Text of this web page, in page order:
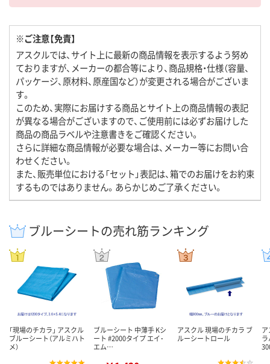
※ご注意【免責】
アスクルでは、サイト上に最新の商品情報を表示するよう努め
ておりますが、メーカーの都合等により、商品規格・仕様（容量、
パッケージ、原材料、原産国など）が変更される場合がございま
す。
このため、実際にお届けする商品とサイト上の商品情報の表記
が異なる場合がございますので、ご使用前には必ずお届けした
商品の商品ラベルや注意書きをご確認ください。
さらに詳細な商品情報が必要な場合は、メーカー等にお問い合
わせください。
また、販売単位における「セット」表記は、箱でのお届けをお約束
するものではありません。あらかじめご了承ください。
ブルーシートの売れ筋ランキング
「現場のチカラ」 アスクル
ブルーシート（アルミハト
メ）
ブルーシート 中薄手 Kシ
ート #2000タイプ エイ･
エム…
アスクル 現場のチカラ ブ
ルーシートロール